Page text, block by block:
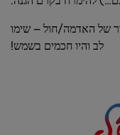
של האדמה/חול – שימו
לב והיו חכמים בשמש!